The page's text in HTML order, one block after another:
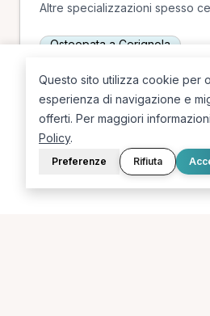
Altre specializzazioni spesso
Osteopata a Cerignola
La piattaforma per trovare il
Questo sito utilizza cookie per
esperienza di navigazione e
offerti. Per maggiori
Policy.
Preferenze Rifiuta